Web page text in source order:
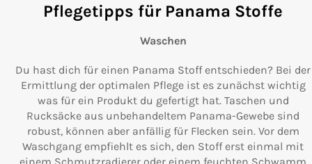
Pflegetipps für Panama Stoffe
Waschen
Du hast dich für einen Panama Stoff entschieden? Bei der
Ermittlung der optimalen Pflege ist es zunächst wichtig
was für ein Produkt du gefertigt hat. Taschen und
Rucksäcke aus unbehandeltem Panama-Gewebe sind
robust, können aber anfällig für Flecken sein. Vor dem
Waschgang empfiehlt es sich, den Stoff erst einmal mit
einem Schmutzradierer oder einem feuchten Schwamm